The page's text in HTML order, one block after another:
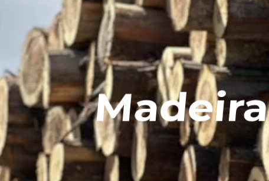
Madeira